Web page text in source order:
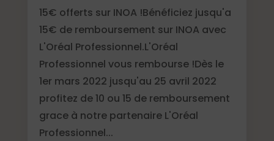
15€ offerts sur INOA !Bénéficiez jusqu'a
15€ de remboursement sur INOA avec
L'Oréal Professionnel.L'Oréal
Professionnel vous rembourse !Dès le
1er mars 2022 jusqu'au 25 avril 2022
profitez de 10 ou 15 de remboursement
grace à notre partenaire L'Oréal
Professionnel...